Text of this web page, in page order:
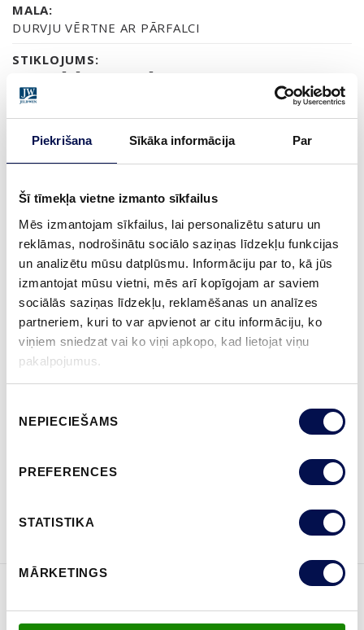
Piekrišana Sīkāka informācija Par
Šī tīmekļa vietne izmanto sīkfailus
Mēs izmantojam sīkfailus, lai personalizētu saturu un
reklāmas, nodrošinātu sociālo saziņas līdzekļu funkcijas
un analizētu mūsu datplūsmu. Informāciju par to, kā jūs
izmantojat mūsu vietni, mēs arī kopīgojam ar saviem
sociālās saziņas līdzekļu, reklamēšanas un analīzes
partneriem, kuri to var apvienot ar citu informāciju, ko
viņiem sniedzat vai ko viņi apkopo, kad lietojat viņu
pakalpojumus.
izvēle
NEPIECIEŠAMS
PREFERENCES
STATISTIKA
MĀRKETINGS
MALA:
DURVJU VĒRTNE AR PĀRFALCI
STIKLOJUMS:
CAURSPĪDĪGS VAI SATĪNA STIKLS
SERTIFIKĀTS:
APDARE (3)
IZMĒRS
Sazinies ar mums
ĪPAŠĪBAS